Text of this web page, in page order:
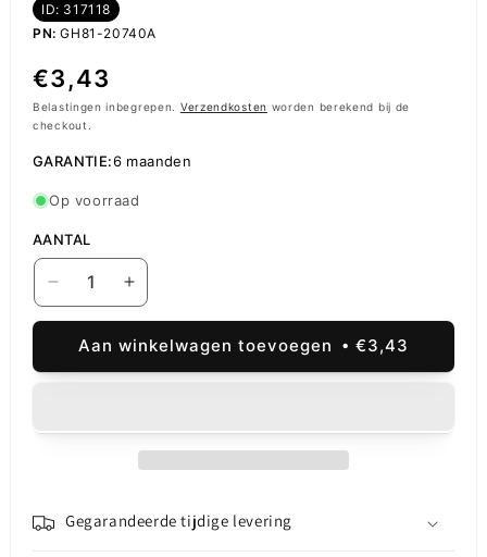
ID: 317118
PN: GH81-20740A
Normale
prijs
€3,43
Belastingen inbegrepen. Verzendkosten worden berekend bij de
checkout.
GARANTIE:6 maanden
Op voorraad
AANTAL
Aantal
verlagen
voor
Samsung
5G
Pack
Aantal
verhogen
voor
Samsung
5G
A226,
Hoofd,
Pack
Aan winkelwagen toevoegen €3,43
Gegarandeerde tijdige levering